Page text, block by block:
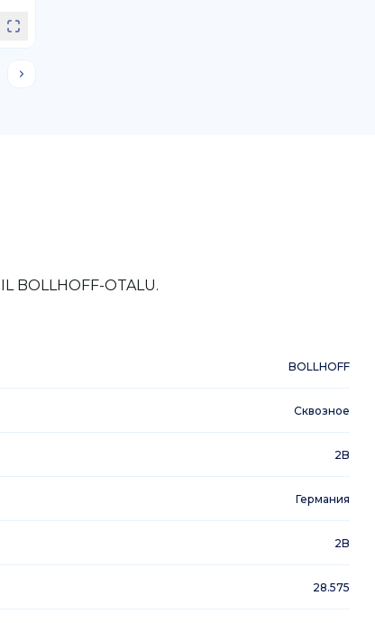
BOLLHOFF-OTALU.
BOLLHOFF
Сквозное
2B
Германия
2B
28.575